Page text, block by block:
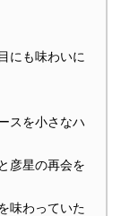
にも味わいに
スを小さなハ
彦星の再会を
味わっていた